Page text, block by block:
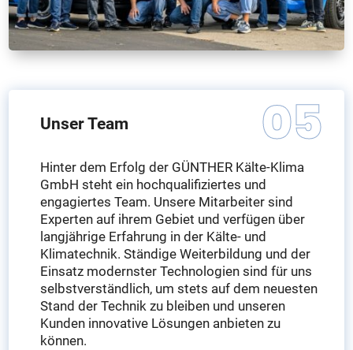
Unser Team
Hinter dem Erfolg der GÜNTHER Kälte-Klima
GmbH steht ein hochqualifiziertes und
engagiertes Team. Unsere Mitarbeiter sind
Experten auf ihrem Gebiet und verfügen über
langjährige Erfahrung in der Kälte- und
Klimatechnik. Ständige Weiterbildung und der
Einsatz modernster Technologien sind für uns
selbstverständlich, um stets auf dem neuesten
Stand der Technik zu bleiben und unseren
Kunden innovative Lösungen anbieten zu
können.